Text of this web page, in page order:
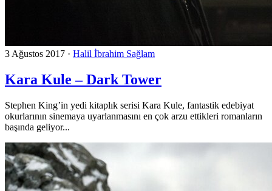
3 Ağustos 2017 · Halil İbrahim Sağlam
Kara Kule – Dark Tower
Stephen King’in yedi kitaplık serisi Kara Kule, fantastik edebiyat
okurlarının sinemaya uyarlanmasını en çok arzu ettikleri romanların
başında geliyor...